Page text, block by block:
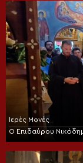
Ιερές Μονές
Ο Επιδαύρου